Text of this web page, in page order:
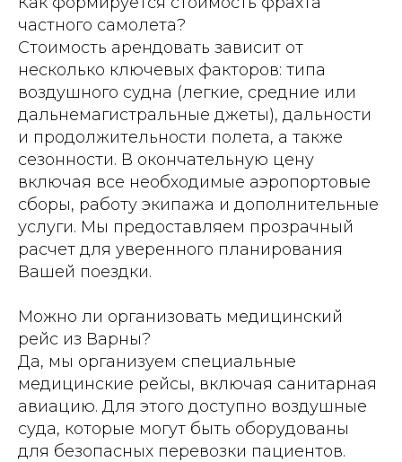
частного самолета?
Стоимость арендовать зависит от
несколько ключевых факторов: типа
воздушного судна (легкие, средние или
дальнемагистральные джеты), дальности
и продолжительности полета, а также
сезонности. В окончательную цену
включая все необходимые аэропортовые
сборы, работу экипажа и дополнительные
услуги. Мы предоставляем прозрачный
расчет для уверенного планирования
Вашей поездки.
Можно ли организовать медицинский
рейс из Варны?
Да, мы организуем специальные
медицинские рейсы, включая санитарная
авиацию. Для этого доступно воздушные
суда, которые могут быть оборудованы
для безопасных перевозки пациентов.